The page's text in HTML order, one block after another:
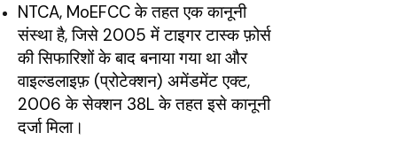
NTCA, MoEFCC के तहत एक कानूनी
संस्था है, जिसे 2005 में टाइगर टास्क फ़ोर्स
की सिफारिशों के बाद बनाया गया था और
वाइल्डलाइफ़ (प्रोटेक्शन) अमेंडमेंट एक्ट,
2006 के सेक्शन 38L के तहत इसे कानूनी
दर्जा मिला।